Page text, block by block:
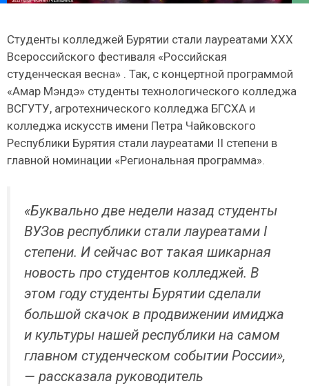
Студенты колледжей Бурятии стали лауреатами XXX
Всероссийского фестиваля «Российская
студенческая весна» . Так, с концертной программой
«Амар Мэндэ» студенты технологического колледжа
ВСГУТУ, агротехнического колледжа БГСХА и
колледжа искусств имени Петра Чайковского
Республики Бурятия стали лауреатами II степени в
главной номинации «Региональная программа».
«Буквально две недели назад студенты
ВУЗов республики стали лауреатами I
степени. И сейчас вот такая шикарная
новость про студентов колледжей. В
этом году студенты Бурятии сделали
большой скачок в продвижении имиджа
и культуры нашей республики на самом
главном студенческом событии России»,
— рассказала руководитель